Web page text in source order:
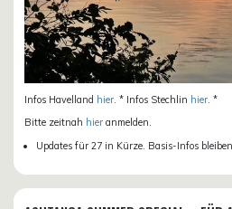
Infos Havelland hier . * Infos Stechlin hier . *
Bitte zeitnah hier anmelden.
Updates für 27 in Kürze. Basis-Infos